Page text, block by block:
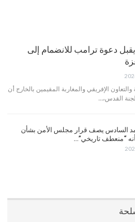
دعوة ترامب للانضمام إلى
الإفريقي والمغاربة المقيمين بالخارج أن
القدس،…
السادس يصف قرار مجلس الأمن بشأن
“منعطف تاريخي”…